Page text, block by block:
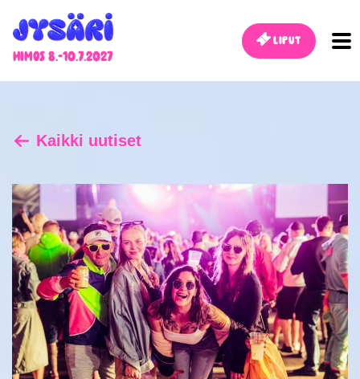
Himos 8.-10.7.2027
Liput
Kaikki uutiset